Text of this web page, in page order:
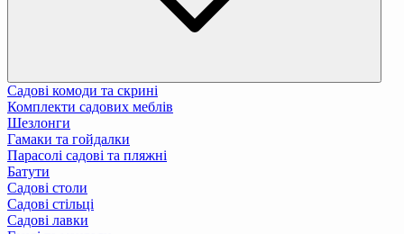
Садові комоди та скрині
Комплекти садових меблів
Шезлонги
Гамаки та гойдалки
Парасолі садові та пляжні
Батути
Садові столи
Садові стільці
Садові лавки